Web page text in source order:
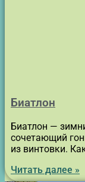
Биатлон
Биатлон —
сочетающий
из винтовки.
Читать далее »